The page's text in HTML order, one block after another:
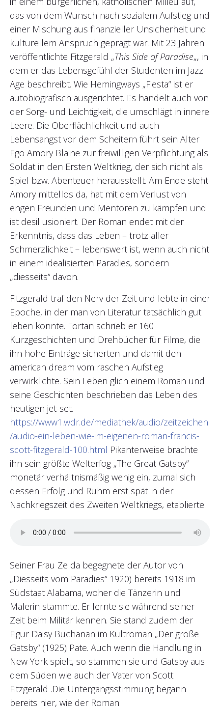
das von dem Wunsch nach sozialem Aufstieg und
einer Mischung aus finanzieller Unsicherheit und
kulturellem Anspruch geprägt war. Mit 23 Jahren
veröffentlichte Fitzgerald „This Side of Paradise„, in
dem er das Lebensgefühl der Studenten im Jazz-
Age beschreibt. Wie Hemingways „Fiesta“ ist er
autobiografisch ausgerichtet. Es handelt auch von
der Sorg- und Leichtigkeit, die umschlägt in innere
Leere. Die Oberflächlichkeit und auch
Lebensangst vor dem Scheitern führt sein Alter
Ego Amory Blaine zur freiwilligen Verpflichtung als
Soldat in den Ersten Weltkrieg, der sich nicht als
Spiel bzw. Abenteuer herausstellt. Am Ende steht
Amory mittellos da, hat mit dem Verlust von
engen Freunden und Mentoren zu kämpfen und
ist desillusioniert. Der Roman endet mit der
Erkenntnis, dass das Leben – trotz aller
Schmerzlichkeit – lebenswert ist, wenn auch nicht
in einem idealisierten Paradies, sondern
„diesseits“ davon.
Fitzgerald traf den Nerv der Zeit und lebte in einer
Epoche, in der man von Literatur tatsächlich gut
leben konnte. Fortan schrieb er 160
Kurzgeschichten und Drehbücher für Filme, die
ihn hohe Einträge sicherten und damit den
american dream vom raschen Aufstieg
verwirklichte. Sein Leben glich einem Roman und
seine Geschichten beschrieben das Leben des
heutigen jet-set.
https://www1.wdr.de/mediathek/audio/zeitzeichen
/audio-ein-leben-wie-im-eigenen-roman-francis-
scott-fitzgerald-100.html Pikanterweise brachte
ihn sein größte Welterfog „The Great Gatsby“
monetär verhältnismäßig wenig ein, zumal sich
dessen Erfolg und Ruhm erst spät in der
Nachkriegszeit des Zweiten Weltkriegs, etablierte.
Seiner Frau Zelda begegnete der Autor von
„Diesseits vom Paradies“ 1920) bereits 1918 im
Südstaat Alabama, woher die Tänzerin und
Malerin stammte. Er lernte sie während seiner
Zeit beim Militär kennen. Sie stand zudem der
Figur Daisy Buchanan im Kultroman „Der große
Gatsby“ (1925) Pate. Auch wenn die Handlung in
New York spielt, so stammen sie und Gatsby aus
dem Süden wie auch der Vater von Scott
Fitzgerald .Die Untergangsstimmung begann
bereits hier, wie der Roman